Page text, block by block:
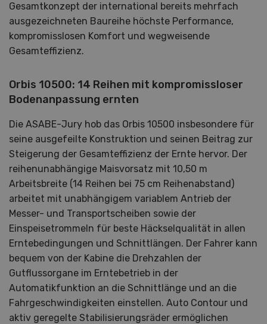
Gesamtkonzept der international bereits mehrfach
ausgezeichneten Baureihe höchste Performance,
kompromisslosen Komfort und wegweisende
Gesamteffizienz.
Orbis 10500: 14 Reihen mit kompromissloser
Bodenanpassung ernten
Die ASABE-Jury hob das Orbis 10500 insbesondere für
seine ausgefeilte Konstruktion und seinen Beitrag zur
Steigerung der Gesamteffizienz der Ernte hervor. Der
reihenunabhängige Maisvorsatz mit 10,50 m
Arbeitsbreite (14 Reihen bei 75 cm Reihenabstand)
arbeitet mit unabhängigem variablem Antrieb der
Messer- und Transportscheiben sowie der
Einspeisetrommeln für beste Häckselqualität in allen
Erntebedingungen und Schnittlängen. Der Fahrer kann
bequem von der Kabine die Drehzahlen der
Gutflussorgane im Erntebetrieb in der
Automatikfunktion an die Schnittlänge und an die
Fahrgeschwindigkeiten einstellen. Auto Contour und
aktiv geregelte Stabilisierungsräder ermöglichen